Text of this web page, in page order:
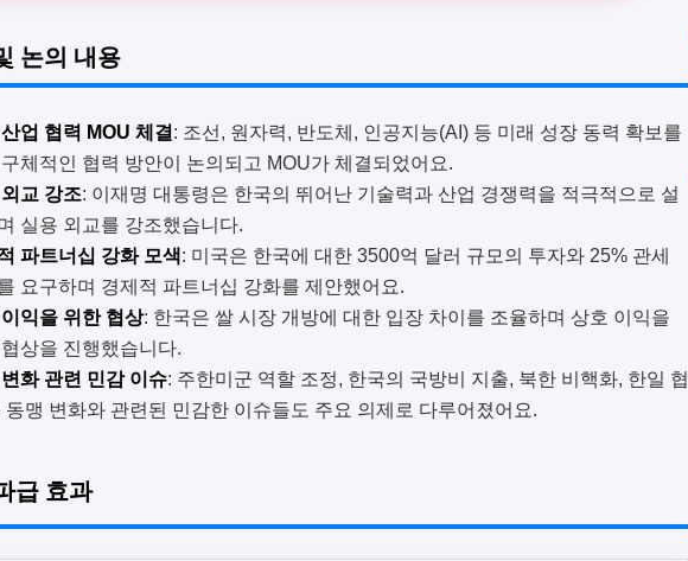
논의 내용
업 협력 MOU 체결 : 조선, 원자력, 반도체, 인공지능(AI) 등 미래 성장 동력 확보를
체적인 협력 방안이 논의되고 MOU가 체결되었어요.
교 강조: 이재명 대통령은 한국의 뛰어난 기술력과 산업 경쟁력을 적극적으로 설
실용 외교를 강조했습니다.
파트너십 강화 모색: 미국은 한국에 대한 3500억 달러 규모의 투자와 25% 관세
요구하며 경제적 파트너십 강화를 제안했어요.
익을 위한 협상: 한국은 쌀 시장 개방에 대한 입장 차이를 조율하며 상호 이익을
상을 진행했습니다.
화 관련 민감 이슈: 주한미군 역할 조정, 한국의 국방비 지출, 북한 비핵화, 한일 협
동맹 변화와 관련된 민감한 이슈들도 주요 의제로 다루어졌어요.
급 효과